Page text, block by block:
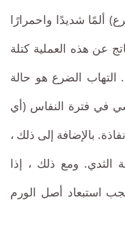
ألمًا شديدًا واحمرارًا
عن هذه العملية كتلة
الضرع هو حالة
في فترة النفاس (أي
بالإضافة إلى ذلك ،
الثدي. ومع ذلك ، إذا
استبعاد أصل الورم